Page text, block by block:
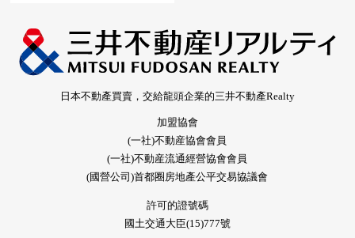
日本不動產買賣，交給龍頭企業的三井不動產Realty
加盟協會
(一社)不動産協會會員
(一社)不動産流通經營協會會員
(國營公司)首都圈房地產公平交易協議會
許可的證號碼
國土交通大臣(15)777號